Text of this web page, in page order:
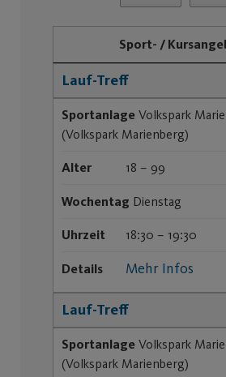
Sport- /
Lauf-Treff
Sportanlage Volkspark
(Volkspark Marienberg)
Alter 18 – 99
Wochentag Dienstag
Uhrzeit 18:30 – 19:30
Details Mehr Infos
Lauf-Treff
Sportanlage Volkspark
(Volkspark Marienberg)